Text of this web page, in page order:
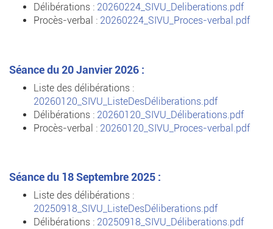
Délibérations : 20260224_SIVU_Deliberations.pdf
Procès-verbal : 20260224_SIVU_Proces-verbal.pdf
Séance du 20 Janvier 2026 :
Liste des délibérations :
20260120_SIVU_ListeDesDéliberations.pdf
Délibérations : 20260120_SIVU_Déliberations.pdf
Procès-verbal : 20260120_SIVU_Proces-verbal.pdf
Séance du 18 Septembre 2025 :
Liste des délibérations :
20250918_SIVU_ListeDesDéliberations.pdf
Délibérations : 20250918_SIVU_Déliberations.pdf